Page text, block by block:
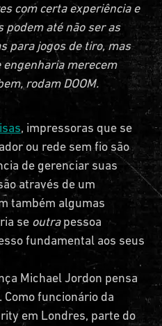
com certa experiência e
podem até não ser as
para jogos de tiro, mas
merecem
rodam DOOM.
, impressoras que se
ou rede sem fio são
de gerenciar suas
através de um
também algumas
se outrapessoa
fundamental aos seus
Michael Jordon pensa
funcionário da
em Londres, parte do